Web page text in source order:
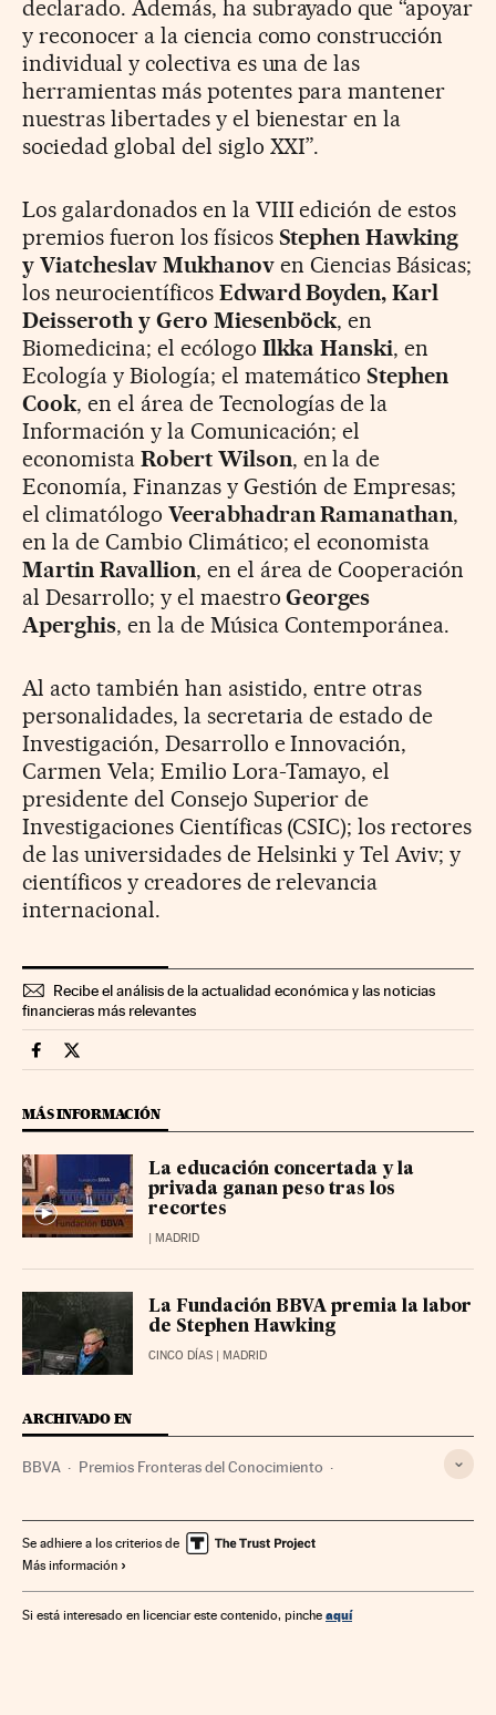
declarado. Además, ha subrayado que “apoyar
y reconocer a la ciencia como construcción
individual y colectiva es una de las
herramientas más potentes para mantener
nuestras libertades y el bienestar en la
sociedad global del siglo XXI”.
Los galardonados en la VIII edición de estos
premios fueron los físicos Stephen Hawking
y Viatcheslav Mukhanoven Ciencias Básicas;
los neurocientíficos Edward Boyden, Karl
Deisseroth y Gero Miesenböck, en
Biomedicina; el ecólogo Ilkka Hanski, en
Ecología y Biología; el matemáticoStephen
Cook, en el área de Tecnologías de la
Información y la Comunicación; el
economista Robert Wilson, en la de
Economía, Finanzas y Gestión de Empresas;
el climatólogo Veerabhadran Ramanathan,
en la de Cambio Climático; el economista
Martin Ravallion, en el área de Cooperación
al Desarrollo; y el maestroGeorges
Aperghis, en la de Música Contemporánea.
Al acto también han asistido, entre otras
personalidades, la secretaria de estado de
Investigación, Desarrollo e Innovación,
Carmen Vela; Emilio Lora-Tamayo, el
presidente del Consejo Superior de
Investigaciones Científicas (CSIC); los rectores
de las universidades de Helsinki y Tel Aviv; y
científicos y creadores de relevancia
internacional.
Recibe el análisis de la actualidad económica y las noticias
financieras más relevantes
Fortunas Cinco Días en Facebook
Fortunas Cinco Días en Twitter
MÁS INFORMACIÓN
La educación concertada y la
privada ganan peso tras los
recortes
| MADRID
La Fundación BBVA premia la labor
de Stephen Hawking
CINCO DÍAS | MADRID
ARCHIVADO EN
BBVA Premios Fronteras del Conocimiento
Economía Finanzas
Se adhiere a los criterios de
Más información
Si está interesado en licenciar este contenido, pinche aquí